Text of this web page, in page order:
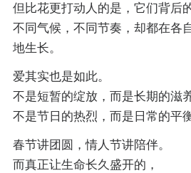
但比花更打动人的是，它们背后
不同气候，不同节奏，却都在各
地生长。
爱其实也是如此。
不是短暂的绽放，而是长期的滋养
不是节日的热烈，而是日常的平衡
春节讲团圆，情人节讲陪伴。
而真正让生命长久盛开的，